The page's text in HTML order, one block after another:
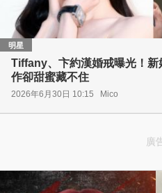
明星
Tiffany、卞約漢婚戒曝光！
作卻甜蜜藏不住
2026年6月30日 10:15 Mico
廣